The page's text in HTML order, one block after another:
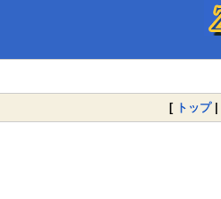
[ トップ|